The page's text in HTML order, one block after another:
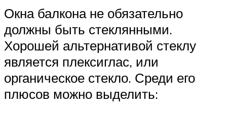
Окна балкона не обязательно
должны быть стеклянными.
Хорошей альтернативой стеклу
является плексиглас, или
органическое стекло. Среди его
плюсов можно выделить: